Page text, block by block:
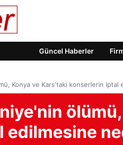
Güncel Haberler
Konya ve Kars'taki konserlerin iptal